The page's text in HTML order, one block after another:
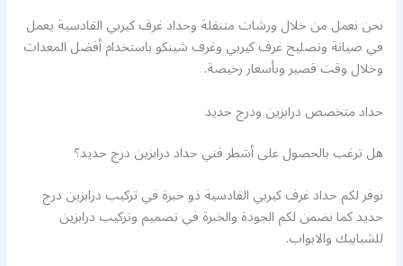
نحن نعمل من خلال ورشات متنقلة وحداد غرف كيربي القادسية يعمل
في صيانة وتصليح غرف كيربي وغرف شينكو باستخدام أفضل المعدات
وخلال وقت قصير وبأسعار رخيصة.
حداد متخصص درابزين ودرج حديد
هل ترغب بالحصول على أشطر فني حداد درابزين درج حديد؟
نوفر لكم حداد غرف كيربي القادسية ذو خبرة في تركيب درابزين درج
حديد كما نضمن لكم الجودة والخبرة في تصميم وتركيب درابزين
للشبابيك والابواب.